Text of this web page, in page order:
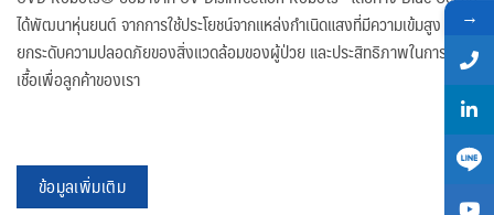
ได้พัฒนาหุ่นยนต์ จากการใช้ประโยชน์จากแหล่งกำเนิดแสงที่มีความเข้มสูง เพื่อ
ยกระดับความปลอดภัยของสิ่งแวดล้อมของผู้ป่วย และประสิทธิภาพในการฆ่า
เชื้อเพื่อลูกค้าของเรา
ข้อมูลเพิ่มเติม
→